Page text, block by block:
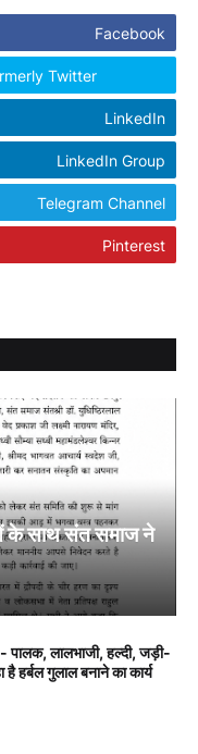
Facebook
Twitter
LinkedIn
LinkedIn Group
Telegram Channel
Pinterest
के साथ संत समाज ने
पालक, लालभाजी, हल्दी, जड़ी-
है हर्बल गुलाल बनाने का कार्य